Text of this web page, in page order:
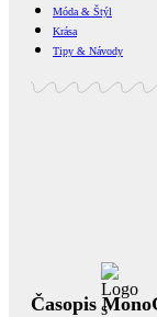
Móda & Štýl
Krása
Tipy & Návody
Časopis